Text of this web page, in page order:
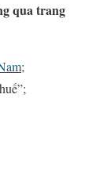
qua trang
;